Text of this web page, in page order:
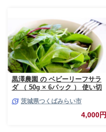
黒澤農園 の ベビーリーフサラ
ダ （ 50g × 6パック ） 使い切
生野菜 食べやすい 若葉 使い切
り 旬 新鮮 国産 彩り 大容量
茨城県つくばみらい市
4,000円